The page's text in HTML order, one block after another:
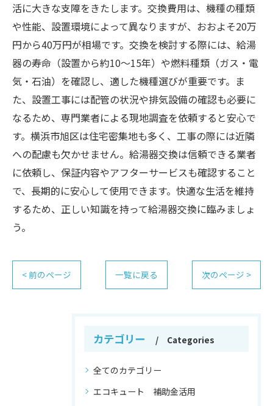
活に大きな支障をきたします。交換費用は、機種の種類
や性能、設置環境によって異なりますが、おおよそ20万
円から40万円が相場です。交換を検討する際には、給湯
器の寿命（設置から約10～15年）や燃料種類（ガス・電
気・石油）を確認し、適した機種選びが重要です。ま
た、設置工事には配管の状況や排気設備の確認も必要に
なるため、専門業者による現地調査を依頼すると安心で
す。横浜市旭区は住宅密集地も多く、工事の際には近隣
への配慮も欠かせません。給湯器交換は信頼できる業者
に依頼し、保証内容やアフターサービスも確認すること
で、長期的に安心して使用できます。快適な生活を維持
するため、正しい知識を持って給湯器交換に臨みましょ
う。
< 前のページ 一覧に戻る 次のページ >
カテゴリー Categories
全てのカテゴリー
エコキュート 補助金活用